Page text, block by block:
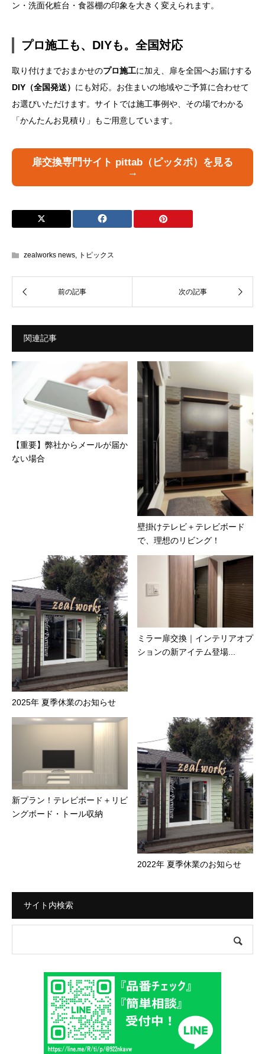
ン・洗面化粧台・食器棚の印象を大きく変えられます。
プロ施工も、DIYも。全国対応
取り付けまでおまかせのプロ施工に加え、扉を全国へお届けする
DIY（全国発送） にも対応。お住まいの地域やご予算に合わせて
お選びいただけます。サイトでは施工事例や、その場でわかる
「かんたんお見積り」もご用意しています。
扉交換専門サイト pittab（ピッタボ）を見る
→
zealworks news, トピックス
関連記事
【重要】弊社からメールが届か
ない場合
壁掛けテレビ＋テレビボード
で、理想のリビング！
2025年 夏季休業のお知らせ
ミラー扉交換｜インテリアオプ
ションの新アイテム登場...
新プラン！テレビボード＋リビ
ングボード・トール収納
2022年 夏季休業のお知らせ
サイト内検索